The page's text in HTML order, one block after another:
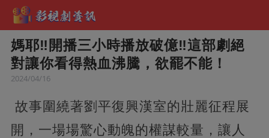
媽耶‼️開播三小時播放破億‼️這部劇絕
對讓你看得熱血沸騰，欲罷不能！
2024/04/16
故事圍繞著劉平復興漢室的壯麗征程展
開，一場場驚心動魄的權謀較量，讓人